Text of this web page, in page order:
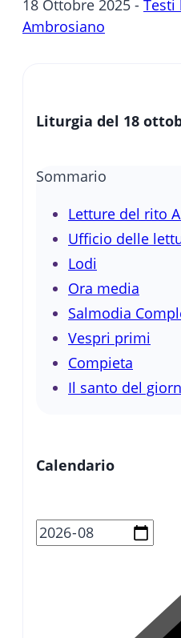
18 Ottobre 2025 - Testi
Ambrosiano
Liturgia del 18
Sommario
Letture del rito
Ufficio delle
Lodi
Ora media
Salmodia
Vespri primi
Compieta
Il santo del
Calendario